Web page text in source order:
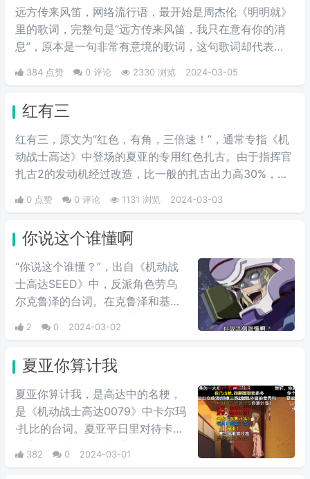
远方传来风笛，网络流行语，最开始是周杰伦《明明就》
里的歌词，完整句是“远方传来风笛，我只在意有你的消
息”，原本是一句非常有意境的歌词，这句歌词却代表
了“滚”，成了一种很新的骂人方式。
384 点赞 0 评论 2330 浏览 2024-03-05
红有三
红有三，原文为“红色，有角，三倍速！”，通常专指《机
动战士高达》中登场的夏亚的专用红色扎古。由于指挥官
扎古2的发动机经过改造，比一般的扎古出力高30%，在
三倍速也被看作是夏亚登场的象征。
0 点赞 0 评论 1131 浏览 2024-03-03
你说这个谁懂啊
“你说这个谁懂？”，出自《机动战
士高达SEED》中，反派角色劳乌
尔克鲁泽的台词。在克鲁泽和基拉
进行最终对峙的时候，高‌‌‌‌‌‌‌‌达seed中
大反派反驳主角嘴炮攻击时的用
鲜感。经常会在一些冗长难懂的台
词之后，有人引用这句话来进行吐
槽。
2 0 2024-03-02
夏亚你算计我
夏亚你算计我，是高达中的名梗，
是《机动战士高达0079》中卡尔玛
·扎比的台词。夏亚平日里对待卡尔
玛完全是以友人的关系相处，但是
说到头卡尔玛也是夏亚的仇人扎比
382 0 2024-03-01